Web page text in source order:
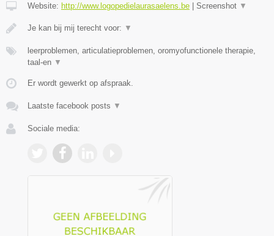
Website: http://www.logopedielaurasaelens.be | Screenshot ▼
Je kan bij mij terecht voor: ▼
leerproblemen, articulatieproblemen, oromyofunctionele therapie,
taal-en ▼
Er wordt gewerkt op afspraak.
Laatste facebook posts ▼
Sociale media: